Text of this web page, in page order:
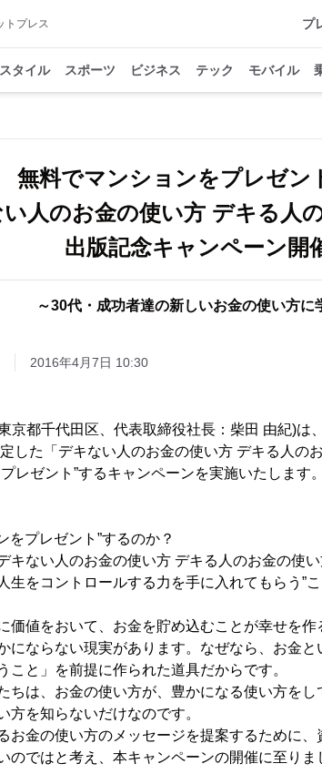
トプレス プ
タイル スポーツ ビジネス テック モバイル
無料でマンションをプレゼン
人のお金の使い方 デキる人
出版記念キャンペーン開
～30代・成功者達の新しいお金の使い方に
2016年4月7日 10:30
京都千代田区、代表取締役社長：柴田 由紀)は
した「デキない人のお金の使い方 デキる人の
レゼント”するキャンペーンを実施いたします。
をプレゼント”するのか？
キない人のお金の使い方 デキる人のお金の使
生をコントロールする力を手に入れてもらう”
価値をおいて、お金を貯め込むことが幸せを
にならない現実があります。なぜなら、お金
こと」を前提に作られた道具だからです。
ちは、お金の使い方が、豊かになる使い方を
方を知らないだけなのです。
お金の使い方のメッセージを提案するために
のではと考え、本キャンペーンの開催に至りま